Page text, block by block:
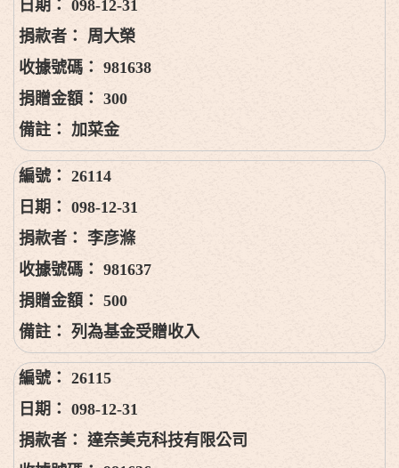
098-12-31
周大榮
981638
300
加菜金
26114
098-12-31
李彦滌
981637
500
列為基金受贈收入
26115
098-12-31
達奈美克科技有限公司